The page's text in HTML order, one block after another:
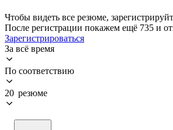
Чтобы видеть все резюме,
После регистрации покажем ещё 735 и
Зарегистрироваться
За всё время
По соответствию
20 резюме